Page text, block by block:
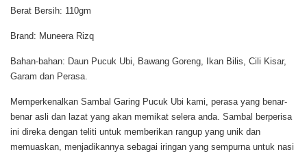
Berat Bersih: 110gm
Brand: Muneera Rizq
Bahan-bahan: Daun Pucuk Ubi, Bawang Goreng, Ikan Bilis, Cili Kisar,
Garam dan Perasa.
Memperkenalkan Sambal Garing Pucuk Ubi kami, perasa yang benar-
benar asli dan lazat yang akan memikat selera anda. Sambal berperisa
ini direka dengan teliti untuk memberikan rangup yang unik dan
memuaskan, menjadikannya sebagai iringan yang sempurna untuk nasi